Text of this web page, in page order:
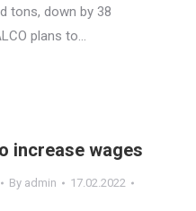
tons, down by 38
plans to…
increase wages
By admin
17.02.2022